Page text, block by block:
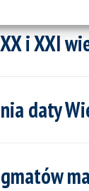
i XXI
daty